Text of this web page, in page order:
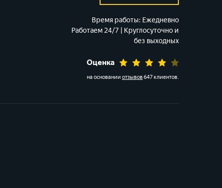
Время работы: Ежедневно
Работаем 24/7 | Круглосуточно и
без выходных
Оценка
на основании отзывов647 клиентов.